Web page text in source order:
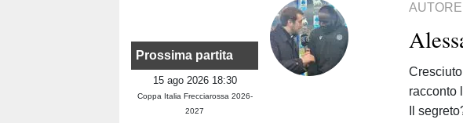
Prossima partita
15 ago 2026 18:30
Coppa Italia Frecciarossa 2026-
2027
AUTORE
racconto
Il